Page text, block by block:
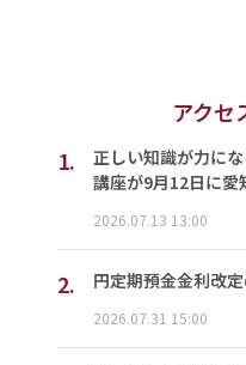
アクセ
1.
正しい知識が力に
講座が9月12日に愛
2026.07.13 13:00
2. 円定期預金金利改
2026.07.31 15:00